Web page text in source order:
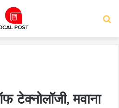
टेक्नोलॉजी, मवाना